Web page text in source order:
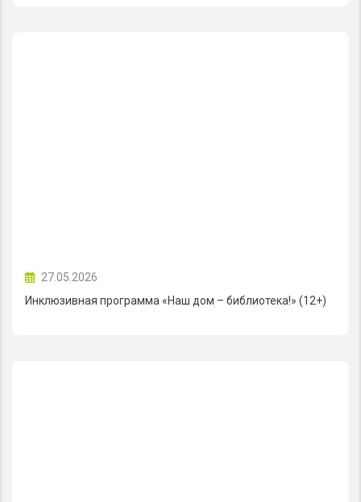
27.05.2026
Инклюзивная программа «Наш дом – библиотека!» (12+)